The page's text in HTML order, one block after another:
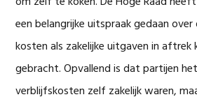
een belangrijke uitspraak gedaan
kosten als zakelijke uitgaven in aftrek
gebracht. Opvallend is dat partijen
verblijfskosten zelf zakelijk waren,